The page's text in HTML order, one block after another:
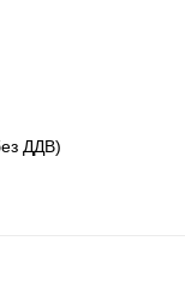
ДДВ)